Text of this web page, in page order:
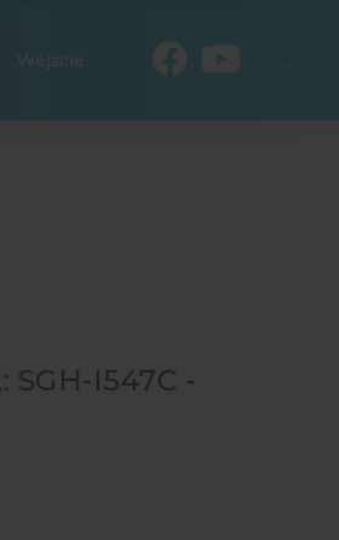
Wejście
SGH-I547C -